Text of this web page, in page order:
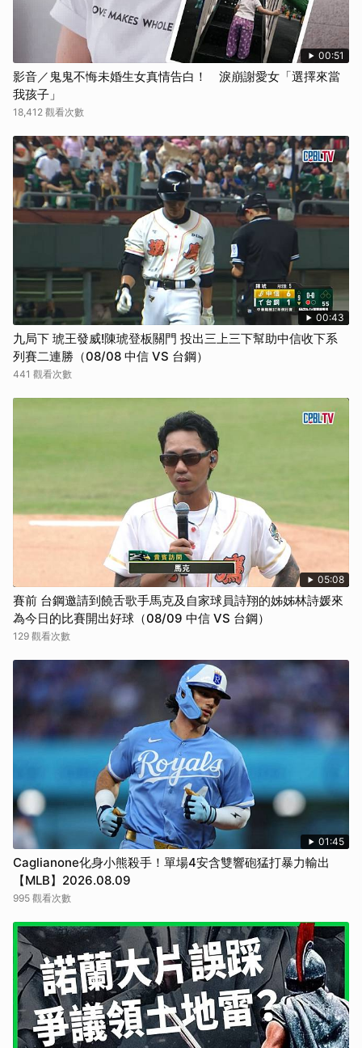
00:51
影音／鬼鬼不悔未婚生女真情告白！ 淚崩謝愛女「選擇來當
我孩子」
18,412 觀看次數
00:43
九局下 琥王發威!陳琥登板關門 投出三上三下幫助中信收下系
列賽二連勝（08/08 中信 VS 台鋼）
441 觀看次數
05:08
賽前 台鋼邀請到饒舌歌手馬克及自家球員詩翔的姊姊林詩媛來
為今日的比賽開出好球（08/09 中信 VS 台鋼）
129 觀看次數
01:45
Caglianone化身小熊殺手！單場4安含雙響砲猛打暴力輸出
【MLB】2026.08.09
995 觀看次數